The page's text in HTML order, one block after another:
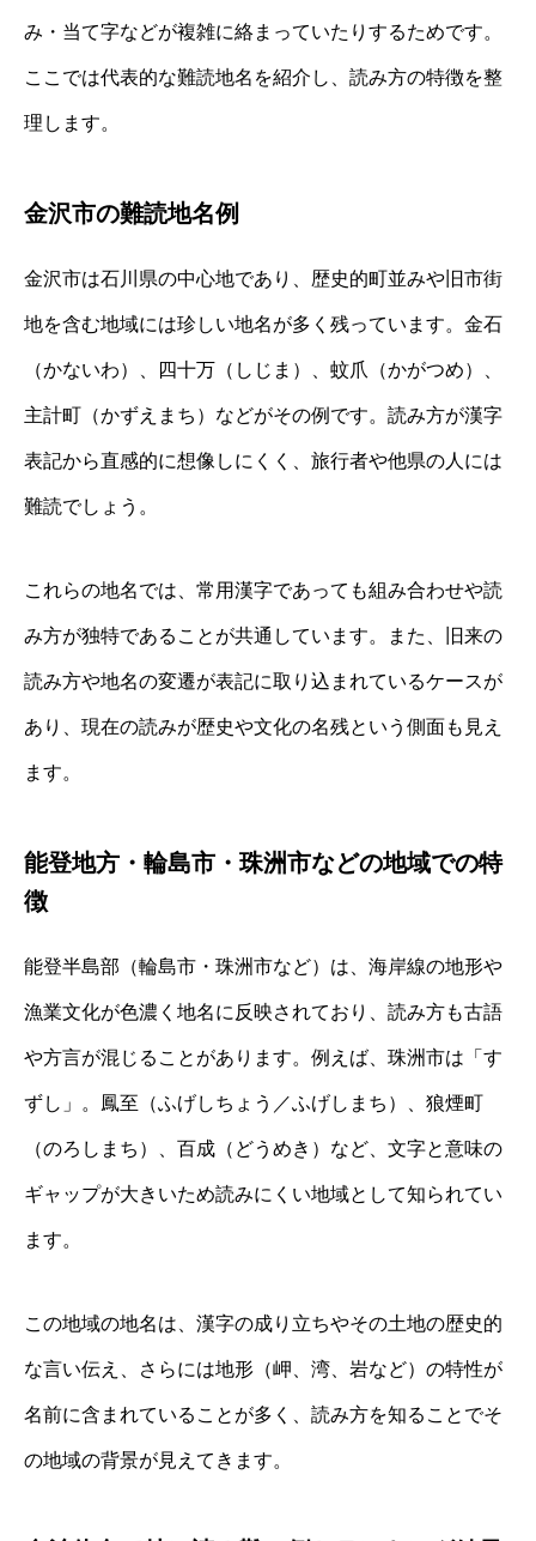
み・当て字などが複雑に絡まっていたりするためです。
ここでは代表的な難読地名を紹介し、読み方の特徴を整
理します。
金沢市の難読地名例
金沢市は石川県の中心地であり、歴史的町並みや旧市街
地を含む地域には珍しい地名が多く残っています。金石
（かないわ）、四十万（しじま）、蚊爪（かがつめ）、
主計町（かずえまち）などがその例です。読み方が漢字
表記から直感的に想像しにくく、旅行者や他県の人には
難読でしょう。
これらの地名では、常用漢字であっても組み合わせや読
み方が独特であることが共通しています。また、旧来の
読み方や地名の変遷が表記に取り込まれているケースが
あり、現在の読みが歴史や文化の名残という側面も見え
ます。
能登地方・輪島市・珠洲市などの地域での特
徴
能登半島部（輪島市・珠洲市など）は、海岸線の地形や
漁業文化が色濃く地名に反映されており、読み方も古語
や方言が混じることがあります。例えば、珠洲市は「す
ずし」。鳳至（ふげしちょう／ふげしまち）、狼煙町
（のろしまち）、百成（どうめき）など、文字と意味の
ギャップが大きいため読みにくい地域として知られてい
ます。
この地域の地名は、漢字の成り立ちやその土地の歴史的
な言い伝え、さらには地形（岬、湾、岩など）の特性が
名前に含まれていることが多く、読み方を知ることでそ
の地域の背景が見えてきます。